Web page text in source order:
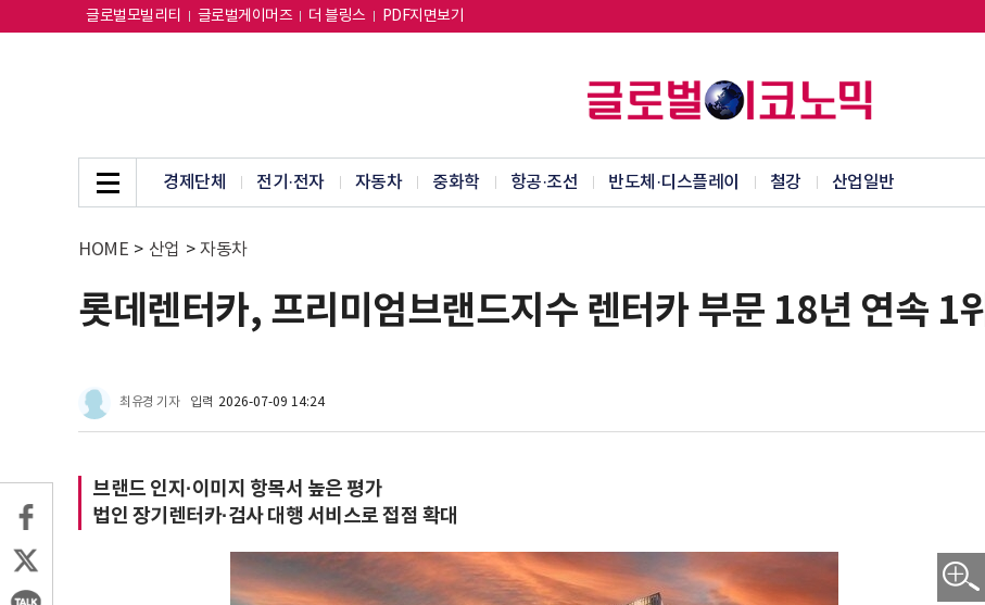
글로벌모빌리티 글로벌게이머즈 더 블링스 PDF지면보기
경제단체 전기·전자 자동차 중화학 항공·조선 반도체·디스플레이 철강 산업일반
HOME > 산업 > 자동차
롯데렌터카, 프리미엄브랜드지수 렌터카 부문 18년 연속 1위
최유경 기자 입력 2026-07-09 14:24
브랜드 인지·이미지 항목서 높은 평가
법인 장기렌터카·검사 대행 서비스로 접점 확대